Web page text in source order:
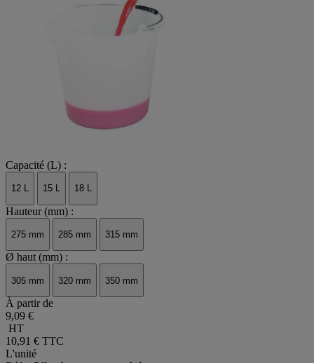
Capacité (L) :
12 L 15 L 18 L
Hauteur (mm) :
275 mm 285 mm 315 mm
Ø haut (mm) :
305 mm 320 mm 350 mm
À partir de
9,09 €
HT
10,91 € TTC
L'unité